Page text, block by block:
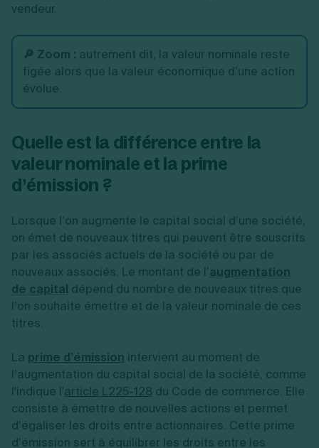
vendeur.
🔎 Zoom : autrement dit, la valeur nominale reste
figée alors que la valeur économique d’une action
évolue.
Quelle est la différence entre la
valeur nominale et la prime
d’émission ?
Lorsque l’on augmente le capital social d’une société,
on émet de nouveaux titres qui peuvent être souscrits
par les associés actuels de la société ou par de
nouveaux associés. Le montant de l’augmentation
de capital dépend du nombre de nouveaux titres que
l’on souhaite émettre et de la valeur nominale de ces
titres.
La prime d’émission intervient au moment de
l’augmentation du capital social de la société, comme
l'indique l'article L225-128 du Code de commerce. Elle
consiste à émettre de nouvelles actions et permet
d’égaliser les droits entre actionnaires. Cette prime
d’émission sert à équilibrer les droits entre les